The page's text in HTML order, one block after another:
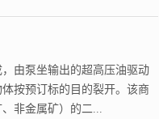
由泵坐输出的超高压油驱动
按预订标的目的裂开。该商
非金属矿）的二...